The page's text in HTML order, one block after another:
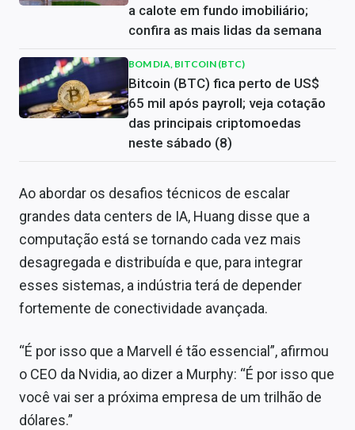
a calote em fundo imobiliário;
confira as mais lidas da semana
BOM DIA, BITCOIN (BTC)
Bitcoin (BTC) fica perto de US$
65 mil após payroll; veja cotação
das principais criptomoedas
neste sábado (8)
Ao abordar os desafios técnicos de escalar
grandes data centers de IA, Huang disse que a
computação está se tornando cada vez mais
desagregada e distribuída e que, para integrar
esses sistemas, a indústria terá de depender
fortemente de conectividade avançada.
“É por isso que a Marvell é tão essencial”, afirmou
o CEO da Nvidia, ao dizer a Murphy: “É por isso que
você vai ser a próxima empresa de um trilhão de
dólares.”